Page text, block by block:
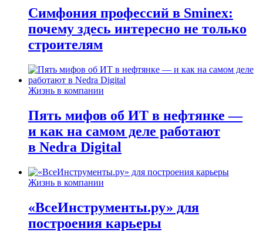
Симфония профессий в Sminex:
почему здесь интересно не только
строителям
Жизнь в компании
Пять мифов об ИТ в нефтянке —
и как на самом деле работают
в Nedra Digital
Жизнь в компании
«ВсеИнструменты.ру» для
построения карьеры